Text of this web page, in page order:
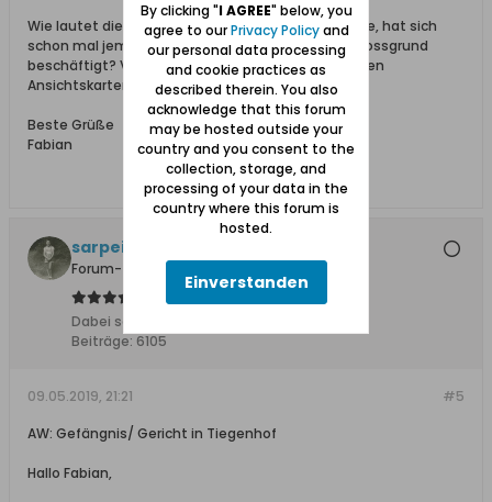
Wie lautet die Adresse Schlossgrund 15 denn heute, hat sich
schon mal jemand mit der Nummerierung im Schlossgrund
beschäftigt? Versuche das Wohnhaus auf den alten
Ansichtskarten zu identifizieren.
Beste Grüße
Fabian
sarpei
Forum-Teilnehmer
Dabei seit:
Beiträge: 6105
#5
09.05.2019, 21:21
AW: Gefängnis/ Gericht in Tiegenhof
Hallo Fabian,
By clicking "I AGREE" below, you
agree to ourPrivacy Policyand
our personal data processing
and cookie practices as
described therein. You also
acknowledge that this forum
may be hosted outside your
country and you consent to the
collection, storage, and
processing of your data in the
country where this forum is
hosted.
Einverstanden